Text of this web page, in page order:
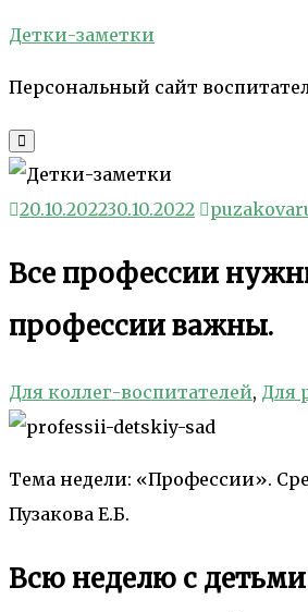
Skip
content
Детки-заметки
Персональный сайт
20.10.202230.10.2022
Все профессии
профессии важны.
Для коллег-воспитателей, Для
Тема недели: «Профессии».
Пузакова Е.Б.
Всю неделю с